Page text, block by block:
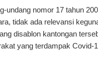
undang nomor 17 tahun
tidak ada relevansi
disablon kantongan
yang terdampak Covid-